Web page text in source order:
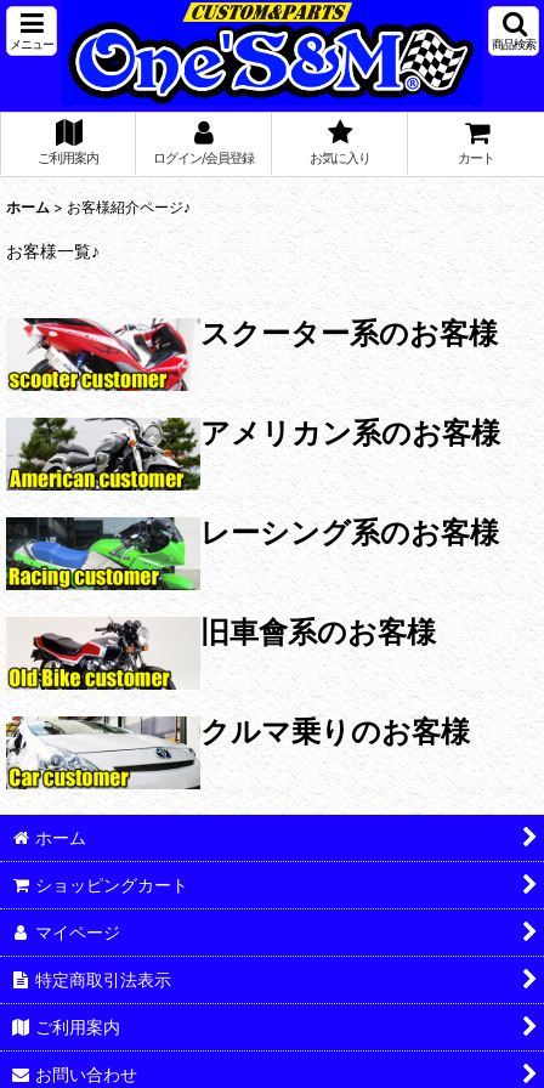
メニュー 商品検索
ご利用案内 ログイン/会員登録 お気に入り カート
ホーム > お客様紹介ページ♪
お客様一覧♪
スクーター系のお客様
アメリカン系のお客様
レーシング系のお客様
旧車會系のお客様
クルマ乗りのお客様
ホーム
ショッピングカート
マイページ
特定商取引法表示
ご利用案内
お問い合わせ